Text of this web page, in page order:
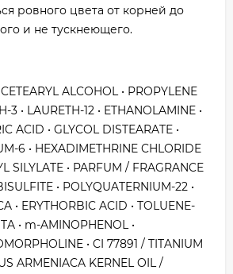
ровного цвета от корней до
и не тускнеющего.
ALCOHOL • PROPYLENE
3 • LAURETH-12 • ETHANOLAMINE •
ACID • GLYCOL DISTEARATE •
6 • HEXADIMETHRINE CHLORIDE
SILYLATE • PARFUM / FRAGRANCE
• POLYQUATERNIUM-22 •
• ERYTHORBIC ACID • TOLUENE-
• m-AMINOPHENOL •
• CI 77891 / TITANIUM
ARMENIACA KERNEL OIL /